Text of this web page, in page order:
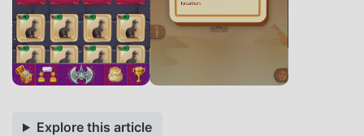
Explore this article